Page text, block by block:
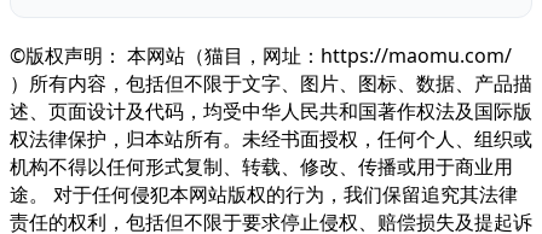
©版权声明： 本网站（猫目，网址：https://maomu.com/
）所有内容，包括但不限于文字、图片、图标、数据、产品描
述、页面设计及代码，均受中华人民共和国著作权法及国际版
权法律保护，归本站所有。未经书面授权，任何个人、组织或
机构不得以任何形式复制、转载、修改、传播或用于商业用
途。 对于任何侵犯本网站版权的行为，我们保留追究其法律
责任的权利，包括但不限于要求停止侵权、赔偿损失及提起诉